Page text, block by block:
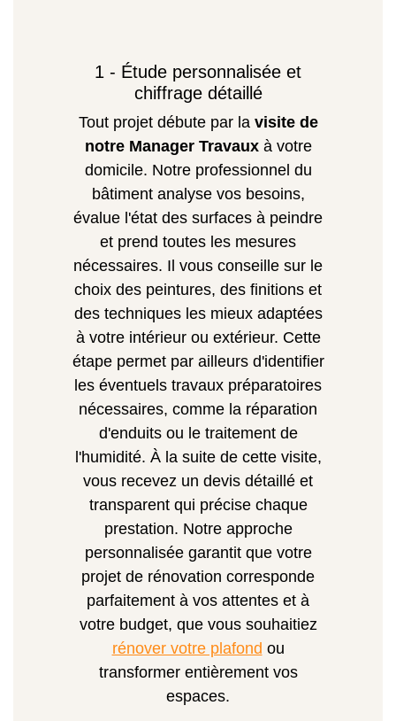
1 - Étude personnalisée et
chiffrage détaillé
Tout projet débute par la visite de
notre Manager Travauxà votre
domicile. Notre professionnel du
bâtiment analyse vos besoins,
évalue l'état des surfaces à peindre
et prend toutes les mesures
nécessaires. Il vous conseille sur le
choix des peintures, des finitions et
des techniques les mieux adaptées
à votre intérieur ou extérieur. Cette
étape permet par ailleurs d'identifier
les éventuels travaux préparatoires
nécessaires, comme la réparation
d'enduits ou le traitement de
l'humidité. À la suite de cette visite,
vous recevez un devis détaillé et
transparent qui précise chaque
prestation. Notre approche
personnalisée garantit que votre
projet de rénovation corresponde
parfaitement à vos attentes et à
votre budget, que vous souhaitiez
rénover votre plafond ou
transformer entièrement vos
espaces.